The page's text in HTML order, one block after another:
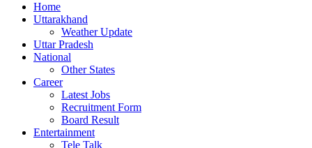
Home
Uttarakhand
Weather Update
Uttar Pradesh
National
Other States
Career
Latest Jobs
Recruitment Form
Board Result
Entertainment
Tele Talk